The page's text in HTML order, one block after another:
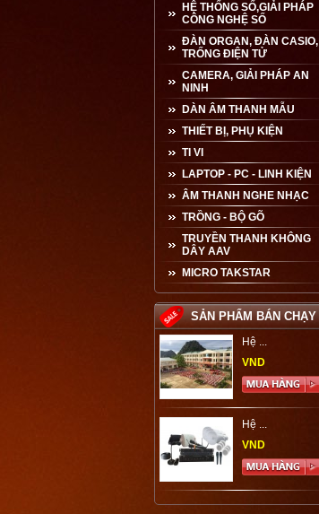
HỆ THỐNG SỐ,GIẢI PHÁP
CÔNG NGHỆ SỐ
ĐÀN ORGAN, ĐÀN CASIO,
TRỐNG ĐIỆN TỬ
CAMERA, GIẢI PHÁP AN
NINH
DÀN ÂM THANH MẪU
THIẾT BỊ, PHỤ KIỆN
TI VI
LAPTOP - PC - LINH KIỆN
ÂM THANH NGHE NHẠC
TRỒNG - BỘ GÕ
TRUYỀN THANH KHÔNG
DÂY AAV
MICRO TAKSTAR
SẢN PHẨM BÁN CHẠY
Ampli mini ...
VND
VND
Hệ ...
VND
Hệ ...
VND
Máy tăng ...
VND
Loa line ...
VND
Amply ...